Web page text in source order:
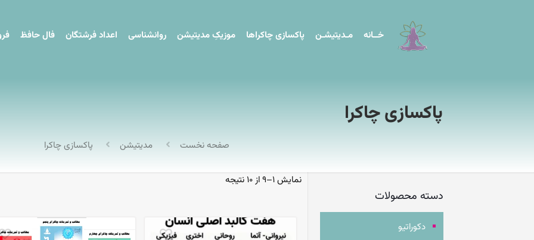
خــانه مـدیتیشـن پاکسازی چاکراها موزیکِ مدیتیشن روانشناسی اعداد فرشتگان فال حافظ
پاکسازی چاکرا
صفحه نخست مدیتیشن پاکسازی چاکرا
نمایش 1–9 از 10 نتیجه
دسته محصولات
دکوراتیو